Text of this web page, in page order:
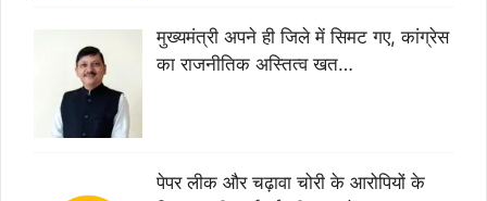
मुख्यमंत्री अपने ही जिले में सिमट गए, कांग्रेस
का राजनीतिक अस्तित्व खत…
पेपर लीक और चढ़ावा चोरी के आरोपियों के